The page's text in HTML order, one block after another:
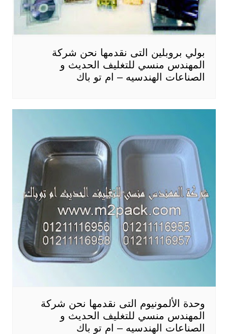
بولي بروبلين التى نقدمها نحن شركة
المهندس منسي للتغليف الحديث و
الصناعات الهندسيه – ام تو باك
وحدة الألمونيوم التى نقدمها نحن شركة
المهندس منسي للتغليف الحديث و
الصناعات الهندسيه – ام تو باك